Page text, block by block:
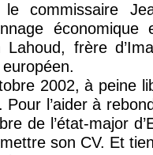
commissaire
Lahoud, frère
2002, à peine
Pour l’aider à
de l’état-major
son CV. Et